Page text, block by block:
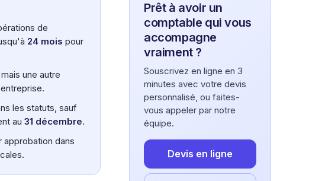
de
24 mois pour
mais une autre
les statuts, sauf
au 31 décembre.
dans
Prêt à avoir un
comptable qui vous
accompagne
vraiment ?
Souscrivez en ligne en 3
minutes avec votre devis
personnalisé, ou faites-
vous appeler par notre
équipe.
Devis en ligne